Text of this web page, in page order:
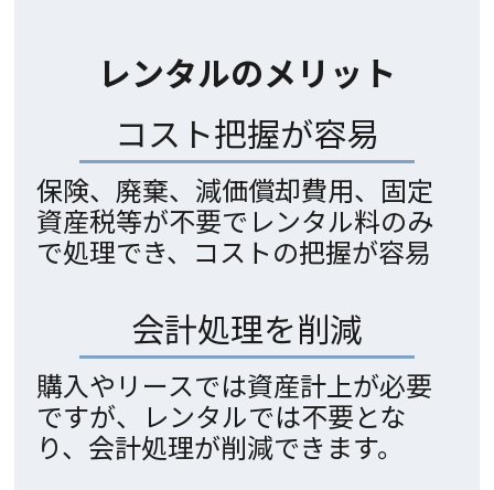
レンタルのメリット
コスト把握が容易
保険、廃棄、減価償却費用、固定
資産税等が不要でレンタル料のみ
で処理でき、コストの把握が容易
会計処理を削減
購入やリースでは資産計上が必要
ですが、レンタルでは不要とな
り、会計処理が削減できます。